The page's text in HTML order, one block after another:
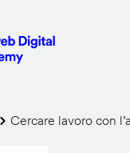
Cercare lavoro con